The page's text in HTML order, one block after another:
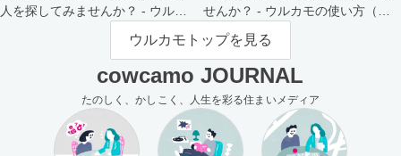
人を探してみませんか？ - ウルカ
せんか？ - ウルカモの使い方（買
主さま向け）
ウルカモトップを見る
cowcamo JOURNAL
たのしく、かしこく、人生を彩る住まいメディア